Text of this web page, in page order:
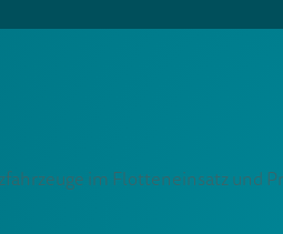
im Flotteneinsatz und